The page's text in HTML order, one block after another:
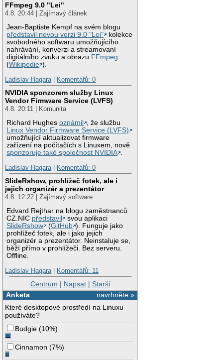
FFmpeg 9.0 "Lei"
4.8. 20:44 | Zajímavý článek
Jean-Baptiste Kempf na svém blogu
představil novou verzi 9.0 "Lei"
kolekce
svobodného softwaru umožňujícího
nahrávání, konverzi a streamovaní
digitálního zvuku a obrazu FFmpeg
(Wikipedie ).
Ladislav Hagara| Komentářů: 0
NVIDIA sponzorem služby Linux
Vendor Firmware Service (LVFS)
4.8. 20:11 | Komunita
Richard Hughesoznámil
, že službu
Linux Vendor Firmware Service (LVFS)
umožňující aktualizovat firmware
zařízení na počítačích s Linuxem, nově
sponzoruje také společnost NVIDIA .
Ladislav Hagara| Komentářů: 0
SlideRshow, prohlížeč fotek, ale i
jejich organizér a prezentátor
4.8. 12:22 | Zajímavý software
Edvard Rejthar na blogu zaměstnanců
CZ.NIC představil
svou aplikaci
SlideRshow
(GitHub ). Funguje jako
prohlížeč fotek, ale i jako jejich
organizér a prezentátor. Neinstaluje se,
běží přímo v prohlížeči. Bez serveru.
Offline.
Ladislav Hagara| Komentářů: 11
Centrum | Napsat| Starší
navrhněte »
Anketa
Které desktopové prostředí na Linuxu
používáte?
Budgie (10%)
Cinnamon (7%)